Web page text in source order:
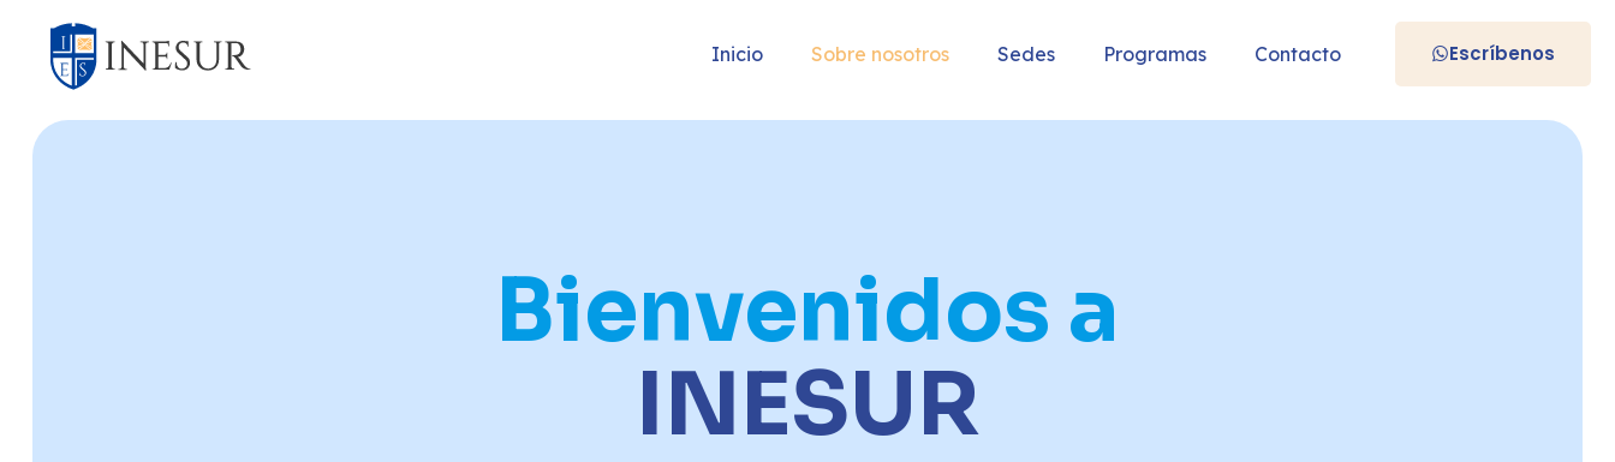
Inicio Sobre nosotros Sedes Programas Contacto Escríbenos
Bienvenidos a
INESUR